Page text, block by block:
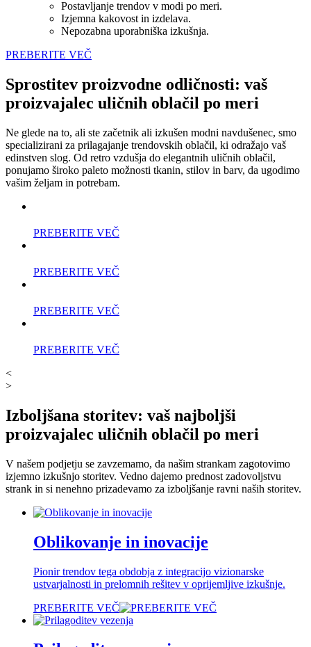
Postavljanje trendov v modi po meri.
Izjemna kakovost in izdelava.
Nepozabna uporabniška izkušnja.
PREBERITE VEČ
Sprostitev proizvodne odličnosti: vaš
proizvajalec uličnih oblačil po meri
Ne glede na to, ali ste začetnik ali izkušen modni navdušenec, smo
specializirani za prilagajanje trendovskih oblačil, ki odražajo vaš
edinstven slog. Od retro vzdušja do elegantnih uličnih oblačil,
ponujamo široko paleto možnosti tkanin, stilov in barv, da ugodimo
vašim željam in potrebam.
PREBERITE VEČ
PREBERITE VEČ
PREBERITE VEČ
PREBERITE VEČ
<
>
Izboljšana storitev: vaš najboljši
proizvajalec uličnih oblačil po meri
V našem podjetju se zavzemamo, da našim strankam zagotovimo
izjemno izkušnjo storitev. Vedno dajemo prednost zadovoljstvu
strank in si nenehno prizadevamo za izboljšanje ravni naših storitev.
Oblikovanje in inovacije
Pionir trendov tega obdobja z integracijo vizionarske
ustvarjalnosti in prelomnih rešitev v oprijemljive izkušnje.
PREBERITE VEČ